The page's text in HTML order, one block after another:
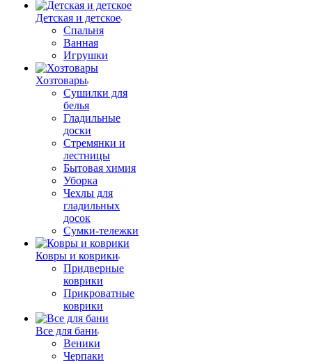
Детская и детское
Спальня
Ванная
Игрушки
Хозтовары
Сушилки для
белья
Гладильные
доски
Стремянки и
лестницы
Бытовая химия
Уборка
Чехлы для
гладильных
досок
Сумки-тележки
Ковры и коврики
Придверные
коврики
Прикроватные
коврики
Все для бани
Веники
Черпаки